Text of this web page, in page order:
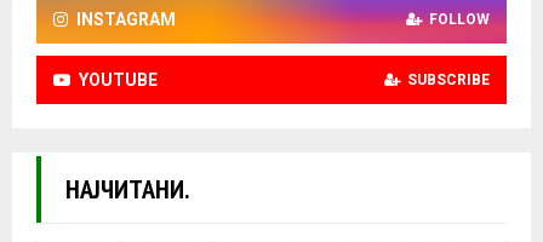
INSTAGRAM FOLLOW
YOUTUBE SUBSCRIBE
НАЈЧИТАНИ.